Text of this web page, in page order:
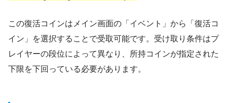
この復活コインはメイン画面の「イベント」から「復活コ
イン」を選択することで受取可能です。受け取り条件はプ
レイヤーの段位によって異なり、所持コインが指定された
下限を下回っている必要があります。